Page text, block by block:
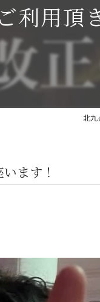
利用
北九
います！